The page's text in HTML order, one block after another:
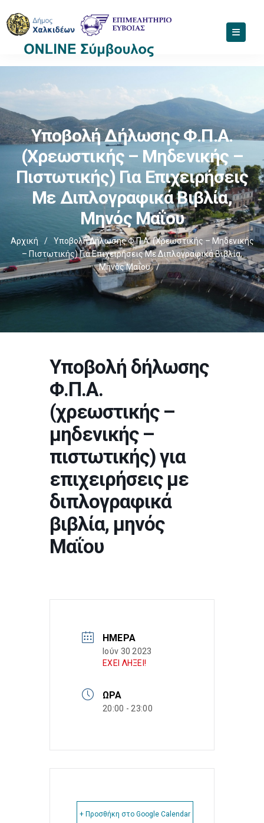
Υποβολή Δήλωσης Φ.Π.Α.
(χρεωστικής – Μηδενικής –
Πιστωτικής) Για Επιχειρήσεις
Με Διπλογραφικά Βιβλία,
Μηνός Μαΐου
Αρχική /
Υποβολή Δήλωσης Φ.Π.Α. (χρεωστικής – Μηδενικής
– Πιστωτικής) Για Επιχειρήσεις Με Διπλογραφικά Βιβλία,
Μηνός Μαΐου
/
Υποβολή δήλωσης
Φ.Π.Α.
(χρεωστικής –
μηδενικής –
πιστωτικής) για
επιχειρήσεις με
διπλογραφικά
βιβλία, μηνός
Μαΐου
ΗΜΈΡΑ
Ιούν 30 2023
ΕΧΕΙ ΛΗΞΕΙ!
ΏΡΑ
20:00 - 23:00
+ Προσθήκη στο Google Calendar